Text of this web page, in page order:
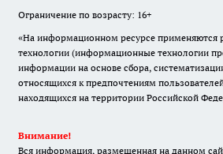
Ограничение по возрасту: 16+
«На информационном ресурсе применяются
технологии (информационные технологии
информации на основе сбора,
относящихся к предпочтениям
находящихся на территории Российской
Внимание!
Вся информация, размещенная на данном